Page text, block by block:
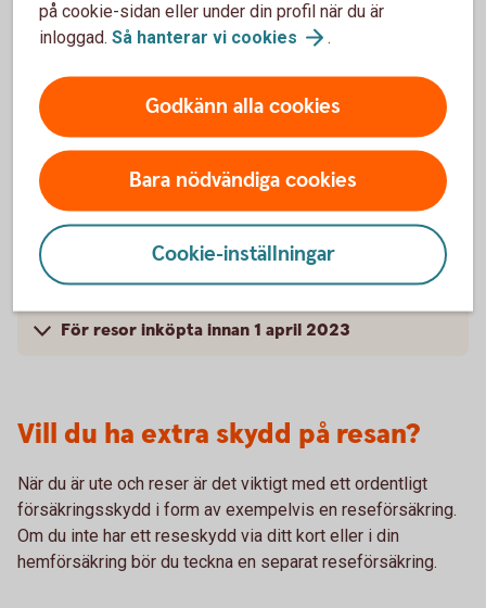
Kompletterande kortförsäkring – Bankkort
Mastercard
För vem gäller försäkringen? – Bankkort
Mastercard
Villkor – Bankkort Mastercard
Skadeanmälan och kontaktvägar
För resor inköpta innan 1 april 2023
Vill du ha extra skydd på resan?
När du är ute och reser är det viktigt med ett ordentligt
försäkringsskydd i form av exempelvis en reseförsäkring.
Om du inte har ett reseskydd via ditt kort eller i din
hemförsäkring bör du teckna en separat reseförsäkring.
på cookie-sidan eller under din profil när du är
inloggad. Så hanterar vi cookies .
Godkänn alla cookies
Bara nödvändiga cookies
Cookie-inställningar